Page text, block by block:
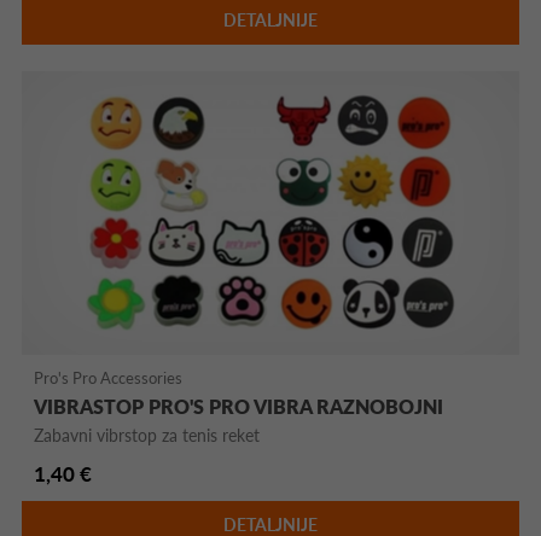
DETALJNIJE
Pro's Pro Accessories
VIBRASTOP PRO'S PRO VIBRA RAZNOBOJNI
Zabavni vibrstop za tenis reket
1,40 €
DETALJNIJE